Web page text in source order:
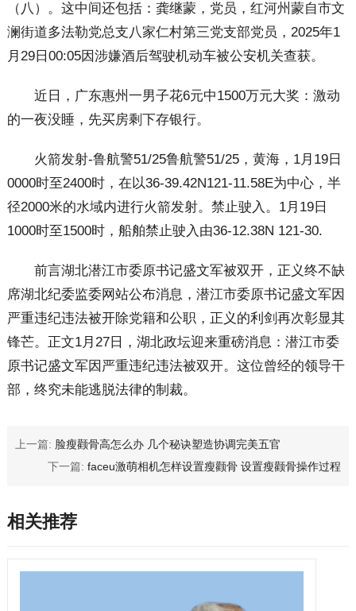
（八）。这中间还包括：龚继蒙，党员，红河州蒙自市文
澜街道多法勒党总支八家仁村第三党支部党员，2025年1
月29日00:05因涉嫌酒后驾驶机动车被公安机关查获。
近日，广东惠州一男子花6元中1500万元大奖：激动
的一夜没睡，先买房剩下存银行。
火箭发射-鲁航警51/25鲁航警51/25，黄海，1月19日
0000时至2400时，在以36-39.42N121-11.58E为中心，半
径2000米的水域内进行火箭发射。禁止驶入。1月19日
1000时至1500时，船舶禁止驶入由36-12.38N 121-30.
前言湖北潜江市委原书记盛文军被双开，正义终不缺
席湖北纪委监委网站公布消息，潜江市委原书记盛文军因
严重违纪违法被开除党籍和公职，正义的利剑再次彰显其
锋芒。正文1月27日，湖北政坛迎来重磅消息：潜江市委
原书记盛文军因严重违纪违法被双开。这位曾经的领导干
部，终究未能逃脱法律的制裁。
上一篇: 脸瘦颧骨高怎么办 几个秘诀塑造协调完美五官
下一篇:faceu激萌相机怎样设置瘦颧骨 设置瘦颧骨操作过程
相关推荐